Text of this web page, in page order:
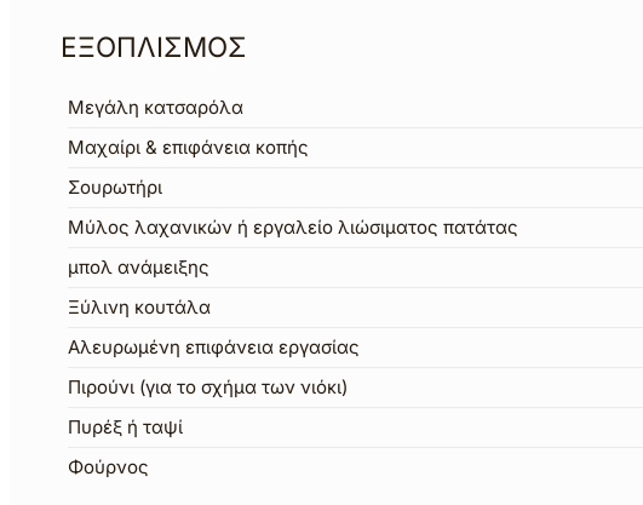
ΕΞΟΠΛΙΣΜΟΣ
Μεγάλη κατσαρόλα
Μαχαίρι & επιφάνεια κοπής
Σουρωτήρι
Μύλος λαχανικών ή εργαλείο λιώσιματος πατάτας
μπολ ανάμειξης
Ξύλινη κουτάλα
Αλευρωμένη επιφάνεια εργασίας
Πιρούνι (για το σχήμα των νιόκι)
Πυρέξ ή ταψί
Φούρνος